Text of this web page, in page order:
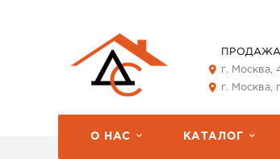
г. Москва,
г. Москва,
О НАС КАТАЛОГ